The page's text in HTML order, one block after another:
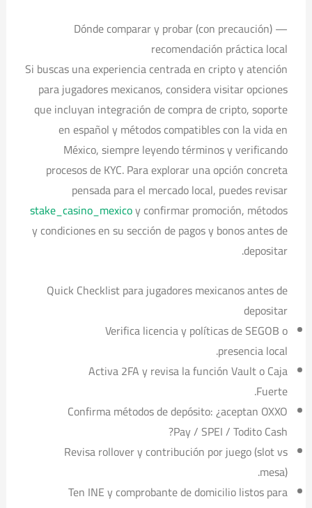
Dónde comparar y probar (con precaución) —
recomendación práctica local
Si buscas una experiencia centrada en cripto y atención
para jugadores mexicanos, considera visitar opciones
que incluyan integración de compra de cripto, soporte
en español y métodos compatibles con la vida en
México, siempre leyendo términos y verificando
procesos de KYC. Para explorar una opción concreta
pensada para el mercado local, puedes revisar
stake_casino_mexicoy confirmar promoción, métodos
y condiciones en su sección de pagos y bonos antes de
depositar.
Quick Checklist para jugadores mexicanos antes de
depositar
Verifica licencia y políticas de SEGOB o
presencia local.
Activa 2FA y revisa la función Vault o Caja
Fuerte.
Confirma métodos de depósito: ¿aceptan OXXO
Pay / SPEI / Todito Cash?
Revisa rollover y contribución por juego (slot vs
mesa).
Ten INE y comprobante de domicilio listos para